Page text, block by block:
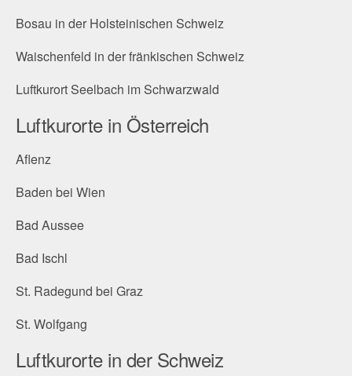
Bosau in der Holsteinischen Schweiz
Waischenfeld in der fränkischen Schweiz
Luftkurort Seelbach im Schwarzwald
Luftkurorte in Österreich
Aflenz
Baden bei Wien
Bad Aussee
Bad Ischl
St. Radegund bei Graz
St. Wolfgang
Luftkurorte in der Schweiz